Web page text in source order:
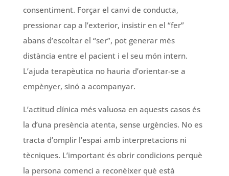
consentiment. Forçar el canvi de conducta,
pressionar cap a l’exterior, insistir en el “fer”
abans d’escoltar el “ser”, pot generar més
distància entre el pacient i el seu món intern.
L’ajuda terapèutica no hauria d’orientar-se a
empènyer, sinó a acompanyar.
L’actitud clínica més valuosa en aquests casos és
la d’una presència atenta, sense urgències. No es
tracta d’omplir l’espai amb interpretacions ni
tècniques. L’important és obrir condicions perquè
la persona comenci a reconèixer què està